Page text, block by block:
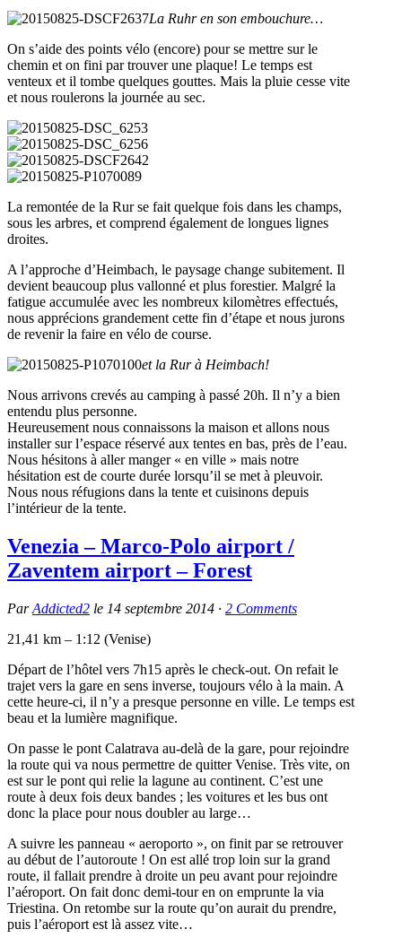
La Ruhr en son embouchure…
On s’aide des points vélo (encore) pour se mettre sur le
chemin et on fini par trouver une plaque! Le temps est
venteux et il tombe quelques gouttes. Mais la pluie cesse vite
et nous roulerons la journée au sec.
La remontée de la Rur se fait quelque fois dans les champs,
sous les arbres, et comprend également de longues lignes
droites.
A l’approche d’Heimbach, le paysage change subitement. Il
devient beaucoup plus vallonné et plus forestier. Malgré la
fatigue accumulée avec les nombreux kilomètres effectués,
nous apprécions grandement cette fin d’étape et nous jurons
de revenir la faire en vélo de course.
et la Rur à Heimbach!
Nous arrivons crevés au camping à passé 20h. Il n’y a bien
entendu plus personne.
Heureusement nous connaissons la maison et allons nous
installer sur l’espace réservé aux tentes en bas, près de l’eau.
Nous hésitons à aller manger « en ville » mais notre
hésitation est de courte durée lorsqu’il se met à pleuvoir.
Nous nous réfugions dans la tente et cuisinons depuis
l’intérieur de la tente.
Venezia – Marco-Polo airport /
Zaventem airport – Forest
ParAddicted2 le 14 septembre 2014 · 2 Comments
21,41 km – 1:12 (Venise)
Départ de l’hôtel vers 7h15 après le check-out. On refait le
trajet vers la gare en sens inverse, toujours vélo à la main. A
cette heure-ci, il n’y a presque personne en ville. Le temps est
beau et la lumière magnifique.
On passe le pont Calatrava au-delà de la gare, pour rejoindre
la route qui va nous permettre de quitter Venise. Très vite, on
est sur le pont qui relie la lagune au continent. C’est une
route à deux fois deux bandes ; les voitures et les bus ont
donc la place pour nous doubler au large…
A suivre les panneau « aeroporto », on finit par se retrouver
au début de l’autoroute ! On est allé trop loin sur la grand
route, il fallait prendre à droite un peu avant pour rejoindre
l’aéroport. On fait donc demi-tour en on emprunte la via
Triestina. On retombe sur la route qu’on aurait du prendre,
puis l’aéroport est là assez vite…